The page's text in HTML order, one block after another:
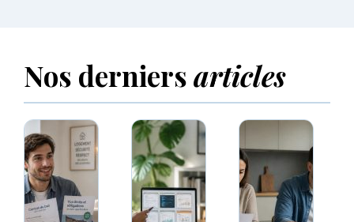
Nos derniersarticles